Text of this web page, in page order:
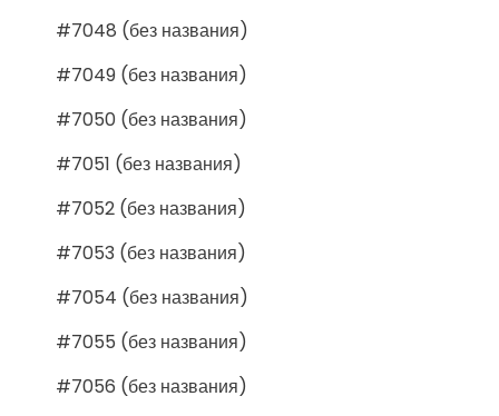
#7048 (без названия)
#7049 (без названия)
#7050 (без названия)
#7051 (без названия)
#7052 (без названия)
#7053 (без названия)
#7054 (без названия)
#7055 (без названия)
#7056 (без названия)